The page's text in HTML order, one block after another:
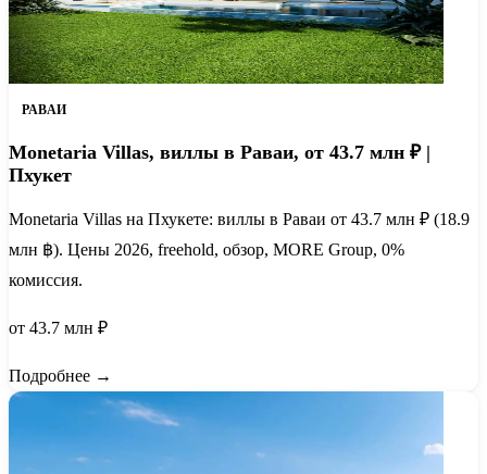
РАВАИ
Monetaria Villas, виллы в Раваи, от 43.7 млн ₽ |
Пхукет
Monetaria Villas на Пхукете: виллы в Раваи от 43.7 млн ₽ (18.9
млн ฿). Цены 2026, freehold, обзор, MORE Group, 0%
комиссия.
от 43.7 млн ₽
Подробнее →